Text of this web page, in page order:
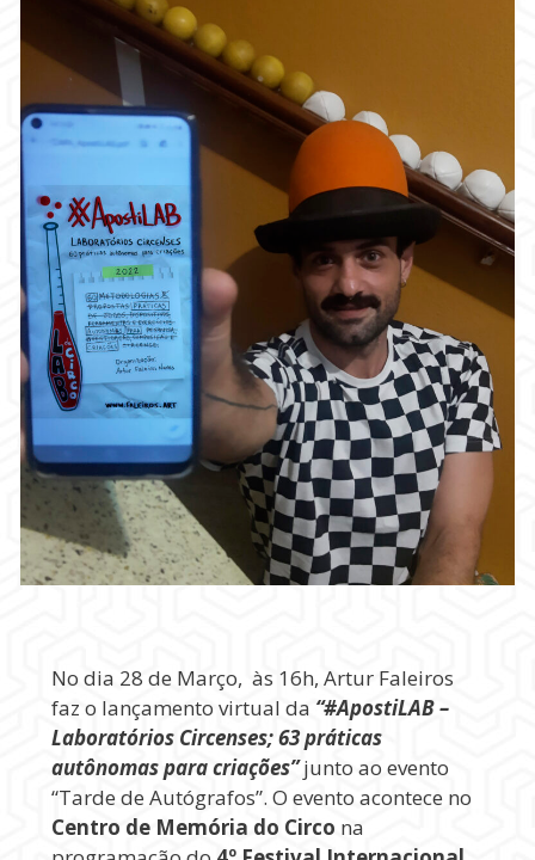
No dia 28 de Março, às 16h, Artur Faleiros
faz o lançamento virtual da “#ApostiLAB –
Laboratórios Circenses; 63 práticas
autônomas para criações”junto ao evento
“Tarde de Autógrafos”. O evento acontece no
Centro de Memória do Circo na